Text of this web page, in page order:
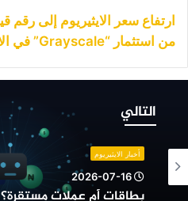
ارتفاع سعر الايثيريوم إلى رقم
من استثمار “Grayscale” في الايثيريوم
التالي
شركة
“فيزا”
تراهن
أخبار الايثيريوم
2026-07-16